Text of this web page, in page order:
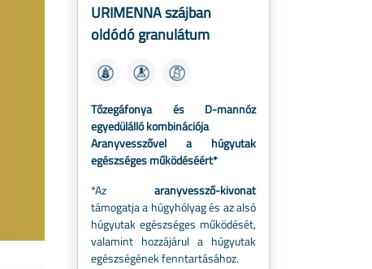
URIMENNA szájban
oldódó granulátum
Tőzegáfonya és D-mannóz
egyedülálló kombinációja
Aranyvesszővel a húgyutak
egészséges működéséért*
*Az aranyvessző-kivonat
támogatja a húgyhólyag és az alsó
húgyutak egészséges működését,
valamint hozzájárul a húgyutak
egészségének fenntartásához.